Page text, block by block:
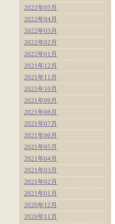
2022年05月
2022年04月
2022年03月
2022年02月
2022年01月
2021年12月
2021年11月
2021年10月
2021年09月
2021年08月
2021年07月
2021年06月
2021年05月
2021年04月
2021年03月
2021年02月
2021年01月
2020年12月
2020年11月